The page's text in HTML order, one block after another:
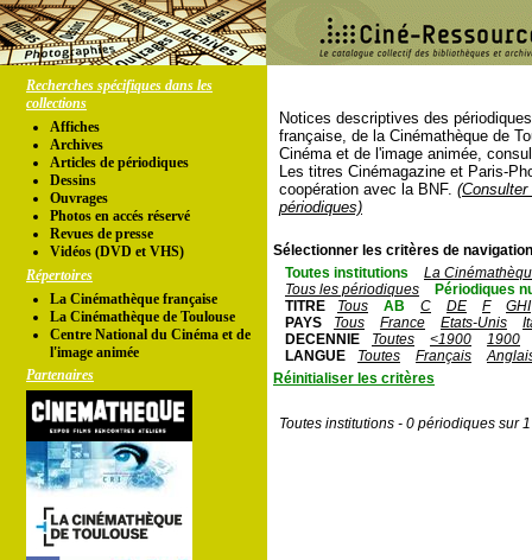
Recherches spécifiques dans les
collections
Affiches
Archives
Articles de périodiques
Dessins
Ouvrages
Photos en accés réservé
Revues de presse
Vidéos (DVD et VHS)
Répertoires
La Cinémathèque française
La Cinémathèque de Toulouse
Centre National du Cinéma et de
l'image animée
Partenaires
Notices descriptives des
française, de la Cinémathèque de
Cinéma et de l'image animée,
Les titres Cinémagazine et Paris-
coopération avec la BNF.
périodiques)
Sélectionner les critères de
Toutes institutions
La
Tous les périodiques
Périodiques
TITRE
Tous AB C DE F
GHI
PAYS
Tous France Etats-Unis
DECENNIE
Toutes <1900
1900
LANGUE
Toutes Français
Réinitialiser les critères
Toutes institutions - 0 périodiques sur